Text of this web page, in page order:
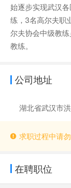
始逐步实现武汉
练，3名高尔夫职
尔夫协会中级教
教练。
公司地址
湖北省武汉市
求职过程中请
在聘职位